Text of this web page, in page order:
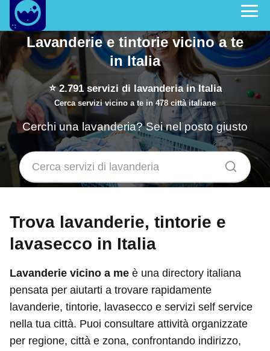
Lavanderie e tintorie vicino a te
in Italia
⭐2.791servizi di lavanderia in Italia
Cerca servizi vicino a te in 478 città italiane
Cerchi una lavanderia? Sei nel posto giusto
Trova lavanderie, tintorie e
lavasecco in Italia
Lavanderie vicino a me è una directory italiana
pensata per aiutarti a trovare rapidamente
lavanderie, tintorie, lavasecco e servizi self service
nella tua città. Puoi consultare attività organizzate
per regione, città e zona, confrontando indirizzo,